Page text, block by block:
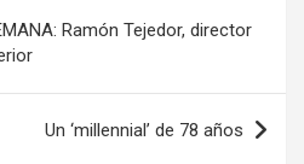
Ramón Tejedor, director
Un ‘millennial’ de 78 años